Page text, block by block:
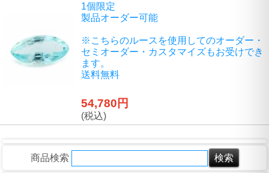
1個限定
製品オーダー可能
※こちらのルースを使用してのオーダー・
セミオーダー・カスタマイズもお受けでき
ます。
送料無料
54,780円
(税込)
商品検索